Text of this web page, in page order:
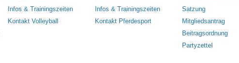
Infos & Trainingszeiten
Kontakt Volleyball
Infos & Trainingszeiten
Kontakt Pferdesport
Satzung
Mitgliedsantrag
Beitragsordnung
Partyzettel